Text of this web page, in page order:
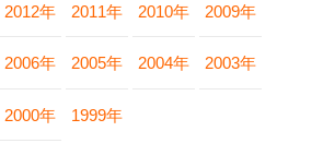
2012年 2011年 2010年 2009年
2006年 2005年 2004年 2003年
2000年 1999年